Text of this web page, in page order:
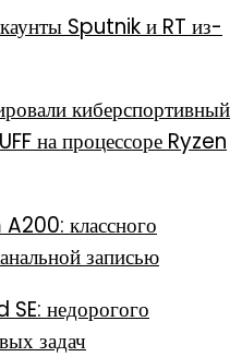
Sputnik и RT из-
киберспортивный
на процессоре Ryzen
классного
записью
недорогого
задач